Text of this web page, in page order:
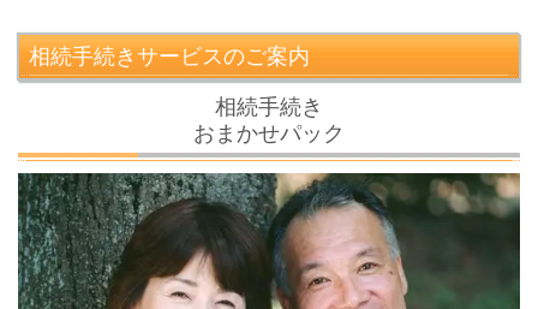
相続手続きサービスのご案内
相続手続き
おまかせパック